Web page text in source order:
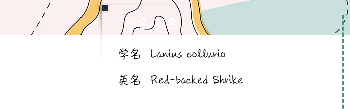
学名/英名
学名 Lanius collurio
英名 Red-backed Shrike